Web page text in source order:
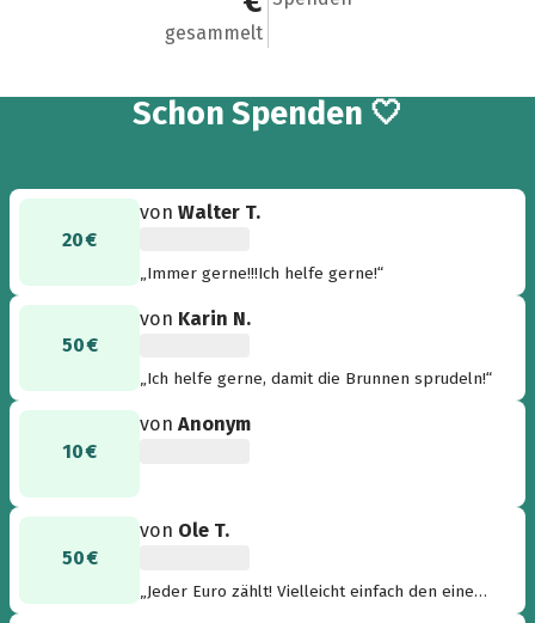
gesammelt
Schon 28
Spenden 🤍
20 €
vonWalter T.
„Immer gerne!!!Ich helfe gerne!“
50 €
von Karin N.
„Ich helfe gerne, damit die Brunnen sprudeln!“
10 €
vonAnonym
50 €
von Ole T.
„Jeder Euro zählt! Vielleicht einfach den einen